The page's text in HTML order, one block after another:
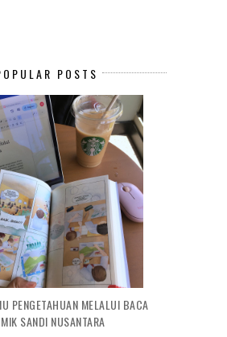
POSTS
PENGETAHUAN MELALUI BACA
SANDI NUSANTARA